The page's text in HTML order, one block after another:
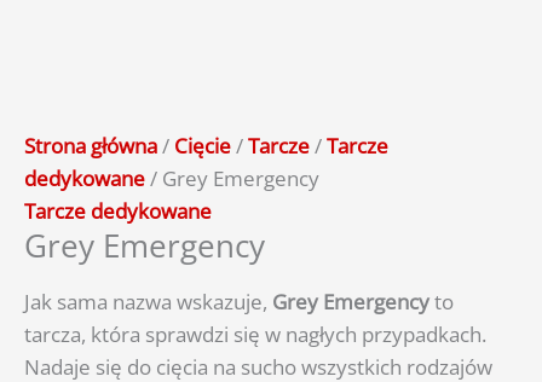
Strona główna/ Cięcie/Tarcze/Tarcze
dedykowane/ Grey Emergency
Tarcze dedykowane
Grey Emergency
Jak sama nazwa wskazuje, Grey Emergencyto
tarcza, która sprawdzi się w nagłych przypadkach.
Nadaje się do cięcia na sucho wszystkich rodzajów